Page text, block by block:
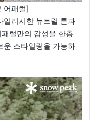
어패럴]
일리시한 뉴트럴 톤과
럴만의 감성을 한층
운 스타일링을 가능하